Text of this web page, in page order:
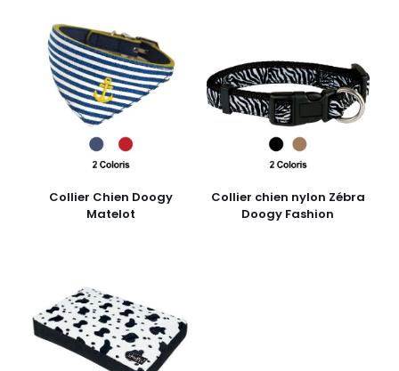
Collier Chien Doogy
Matelot
Collier chien nylon Zébra
Doogy Fashion